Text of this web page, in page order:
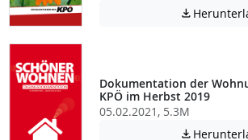

Dokumentation der
KPÖ im Herbst 2019
05.02.2021, 5.3M
